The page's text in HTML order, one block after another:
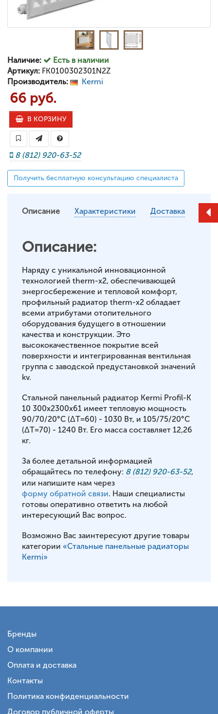
Наличие:
Есть в наличии
Артикул: FK0100302301N2Z
Производитель:
Kermi
66 руб.
В КОРЗИНУ
8 (812) 920-63-52
Получить бесплатную консультацию специалиста
Описание Характеристики Доставка
Описание:
Наряду с уникальной инновационной
технологией therm-x2, обеспечивающей
энергосбережение и тепловой комфорт,
профильный радиатор therm-x2 обладает
всеми атрибутами отопительного
оборудования будущего в отношении
качества и конструкции. Это
высококачественное покрытие всей
поверхности и интегрированная вентильная
группа с заводской предустановкой значений
kv.
Стальной панельный радиатор Kermi Profil-K
10 300x2300x61 имеет тепловую мощность
90/70/20°С (ΔT=60) - 1030 Вт, и 105/75/20°С
(ΔT=70) - 1240 Вт. Его масса составляет 12,26
кг.
За более детальной информацией
обращайтесь по телефону: 8 (812) 920-63-52,
или напишите нам через
форму обратной связи. Наши специалисты
готовы оперативно ответить на любой
интересующий Вас вопрос.
Возможно Вас заинтересуют другие товары
категории «Стальные панельные радиаторы
Kermi»
Бренды
О компании
Оплата и доставка
Контакты
Политика конфиденциальности
Договор публичной оферты